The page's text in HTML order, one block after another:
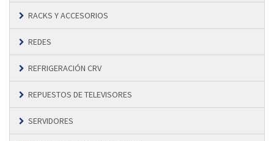
RACKS Y ACCESORIOS
REDES
REFRIGERACIÓN CRV
REPUESTOS DE TELEVISORES
SERVIDORES